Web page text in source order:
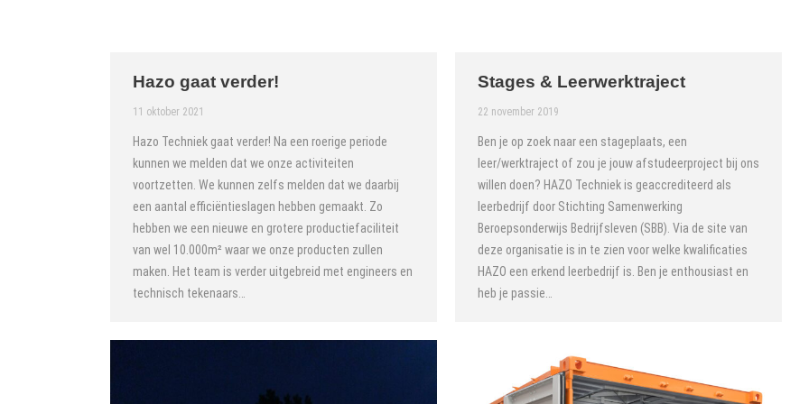
Hazo gaat verder!
11 oktober 2021
Hazo Techniek gaat verder! Na een roerige periode
kunnen we melden dat we onze activiteiten
voortzetten. We kunnen zelfs melden dat we daarbij
een aantal efficiëntieslagen hebben gemaakt. Zo
hebben we een nieuwe en grotere productiefaciliteit
van wel 10.000m² waar we onze producten zullen
maken. Het team is verder uitgebreid met engineers en
technisch tekenaars…
Stages & Leerwerktraject
22 november 2019
Ben je op zoek naar een stageplaats, een
leer/werktraject of zou je jouw afstudeerproject bij ons
willen doen? HAZO Techniek is geaccrediteerd als
leerbedrijf door Stichting Samenwerking
Beroepsonderwijs Bedrijfsleven (SBB). Via de site van
deze organisatie is in te zien voor welke kwalificaties
HAZO een erkend leerbedrijf is. Ben je enthousiast en
heb je passie…